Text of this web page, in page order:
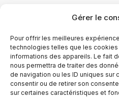
Gérer le
Pour offrir les meilleures
technologies telles que les
informations des appareils. Le fait
nous permettra de traiter des
de navigation ou les ID uniques sur
consentir ou de retirer son
sur certaines caractéristiques et
03 21 54 67 22
Présentation